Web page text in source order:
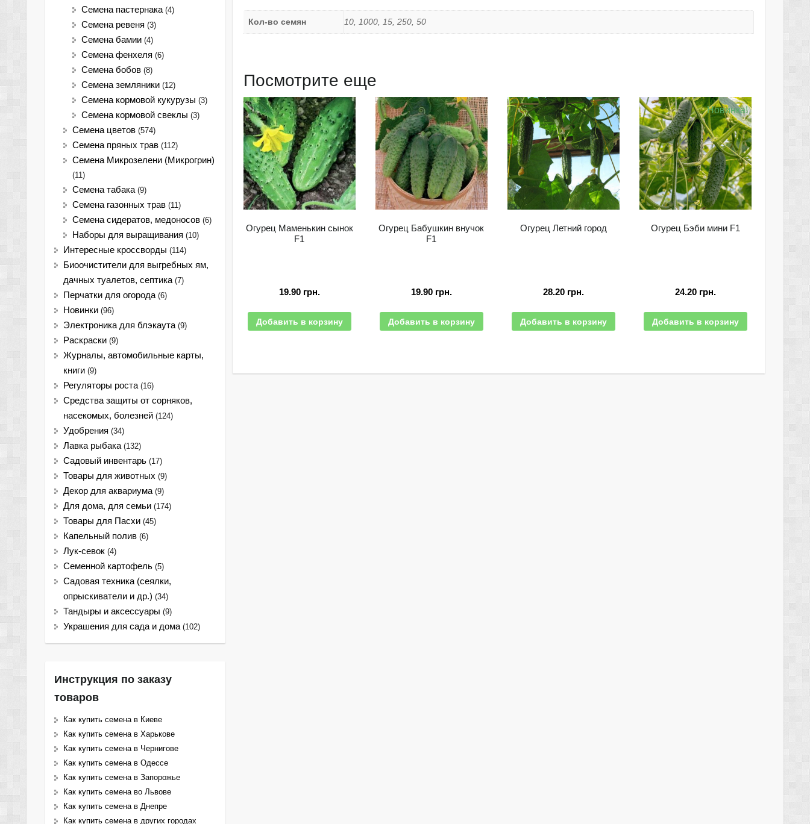
Кол-во семян 10, 1000, 15, 250, 50
Посмотрите еще
Огурец Маменькин сынок
F1
19.90 грн.
Добавить в корзину
Огурец Бабушкин внучок
F1
19.90 грн.
Добавить в корзину
Огурец Летний город
28.20 грн.
Добавить в корзину
Новинка!
Огурец Бэби мини F1
24.20 грн.
Добавить в корзину
Семена пастернака (4)
Семена ревеня (3)
Семена бамии (4)
Семена фенхеля (6)
Семена бобов (8)
Семена земляники (12)
Семена кормовой кукурузы (3)
Семена кормовой свеклы (3)
Семена цветов (574)
Семена пряных трав (112)
Семена Микрозелени (Микрогрин)
(11)
Семена табака (9)
Семена газонных трав (11)
Семена сидератов, медоносов (6)
Наборы для выращивания (10)
Интересные кроссворды (114)
Биоочистители для выгребных ям,
дачных туалетов, септика (7)
Перчатки для огорода (6)
Новинки (96)
Электроника для блэкаута (9)
Раскраски (9)
Журналы, автомобильные карты,
книги (9)
Регуляторы роста (16)
Средства защиты от сорняков,
насекомых, болезней (124)
Удобрения (34)
Лавка рыбака (132)
Садовый инвентарь (17)
Товары для животных (9)
Декор для аквариума (9)
Для дома, для семьи (174)
Товары для Пасхи (45)
Капельный полив (6)
Лук-севок (4)
Семенной картофель (5)
Садовая техника (сеялки,
опрыскиватели и др.) (34)
Тандыры и аксессуары (9)
Украшения для сада и дома (102)
Инструкция по заказу
товаров
Как купить семена в Киеве
Как купить семена в Харькове
Как купить семена в Чернигове
Как купить семена в Одессе
Как купить семена в Запорожье
Как купить семена во Львове
Как купить семена в Днепре
Как купить семена в других городах